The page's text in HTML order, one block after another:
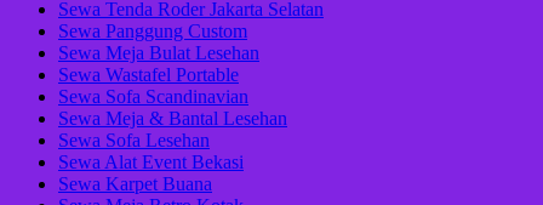
Sewa Tenda Roder Jakarta Selatan
Sewa Panggung Custom
Sewa Meja Bulat Lesehan
Sewa Wastafel Portable
Sewa Sofa Scandinavian
Sewa Meja & Bantal Lesehan
Sewa Sofa Lesehan
Sewa Alat Event Bekasi
Sewa Karpet Buana